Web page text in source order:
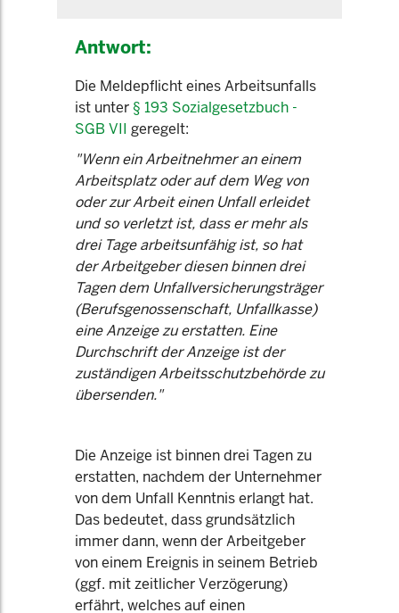
Antwort:
Die Meldepflicht eines Arbeitsunfalls
ist unter § 193 Sozialgesetzbuch -
SGB VII geregelt:
"Wenn ein Arbeitnehmer an einem
Arbeitsplatz oder auf dem Weg von
oder zur Arbeit einen Unfall erleidet
und so verletzt ist, dass er mehr als
drei Tage arbeitsunfähig ist, so hat
der Arbeitgeber diesen binnen drei
Tagen dem Unfallversicherungsträger
(Berufsgenossenschaft, Unfallkasse)
eine Anzeige zu erstatten. Eine
Durchschrift der Anzeige ist der
zuständigen Arbeitsschutzbehörde zu
übersenden."
Die Anzeige ist binnen drei Tagen zu
erstatten, nachdem der Unternehmer
von dem Unfall Kenntnis erlangt hat.
Das bedeutet, dass grundsätzlich
immer dann, wenn der Arbeitgeber
von einem Ereignis in seinem Betrieb
(ggf. mit zeitlicher Verzögerung)
erfährt, welches auf einen